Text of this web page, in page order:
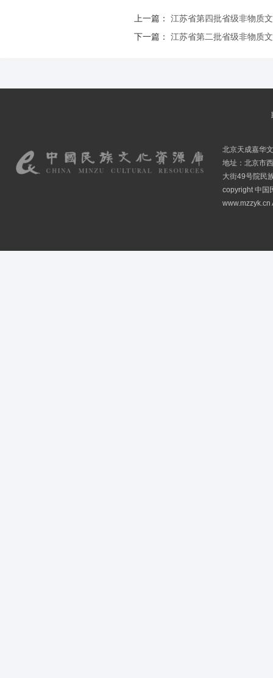
上一篇： 江苏省第四批省级非物质
下一篇： 江苏省第二批省级非物质
北京天成嘉华
地址：北京市
大街49号院民
copyright 中国